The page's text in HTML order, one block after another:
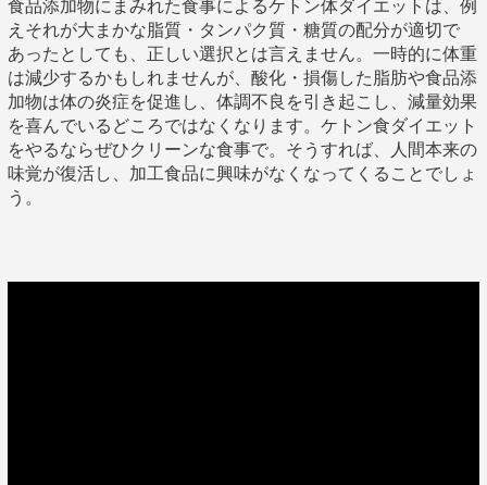
食品添加物にまみれた食事によるケトン体ダイエットは、例
えそれが大まかな脂質・タンパク質・糖質の配分が適切で
あったとしても、正しい選択とは言えません。一時的に体重
は減少するかもしれませんが、酸化・損傷した脂肪や食品添
加物は体の炎症を促進し、体調不良を引き起こし、減量効果
を喜んでいるどころではなくなります。ケトン食ダイエット
をやるならぜひクリーンな食事で。そうすれば、人間本来の
味覚が復活し、加工食品に興味がなくなってくることでしょ
う。